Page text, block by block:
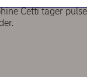
Cetti tager